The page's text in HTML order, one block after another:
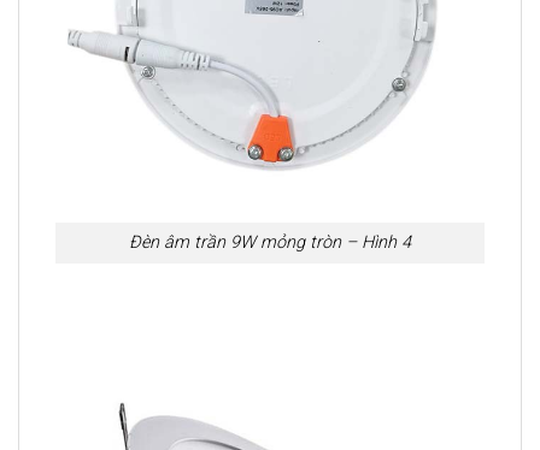
Đèn âm trần 9W mỏng tròn – Hình 4